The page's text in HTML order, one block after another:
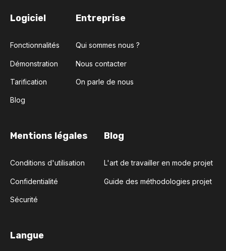
Logiciel
Fonctionnalités
Démonstration
Tarification
Blog
Entreprise
Qui sommes nous ?
Nous contacter
On parle de nous
Mentions légales
Conditions d'utilisation
Confidentialité
Sécurité
Blog
L'art de travailler en mode projet
Guide des méthodologies projet
Langue